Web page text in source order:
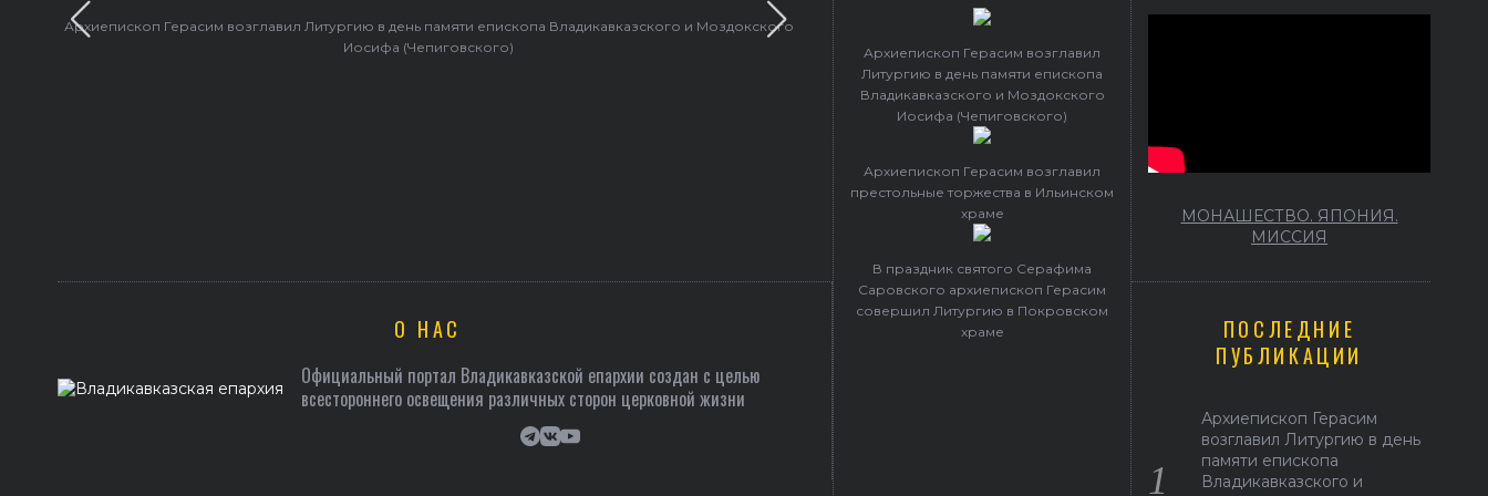
Архиепископ Герасим возглавил Литургию в день памяти епископа Владикавказского и Моздокского
Иосифа (Чепиговского)
Архиепископ Герасим возглавил престольные торжества в Ильинском храме
О НАС
Официальный портал Владикавказской епархии создан c целью
всестороннего освещения различных сторон церковной жизни
Архиепископ Герасим возглавил
Литургию в день памяти епископа
Владикавказского и Моздокского
Иосифа (Чепиговского)
Архиепископ Герасим возглавил
престольные торжества в Ильинском
храме
В праздник святого Серафима
Саровского архиепископ Герасим
совершил Литургию в Покровском
храме
МОНАШЕСТВО. ЯПОНИЯ.
МИССИЯ
ПОСЛЕДНИЕ
ПУБЛИКАЦИИ
Архиепископ Герасим
возглавил Литургию в день
памяти епископа
Владикавказского и